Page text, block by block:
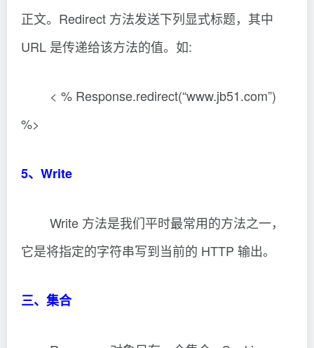
正文。Redirect 方法发送下列显式标题，其中
URL 是传递给该方法的值。如:
< % Response.redirect(“www.jb51.com”)
%>
5、Write
Write 方法是我们平时最常用的方法之一，
它是将指定的字符串写到当前的 HTTP 输出。
三、集合